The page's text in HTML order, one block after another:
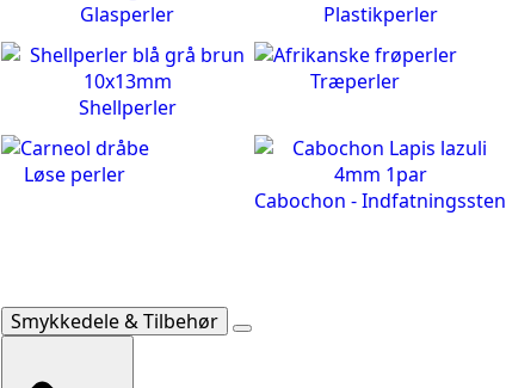
Glasperler Plastikperler
Shellperler
Træperler
Løse perler
Cabochon - Indfatningssten
Smykkedele & Tilbehør